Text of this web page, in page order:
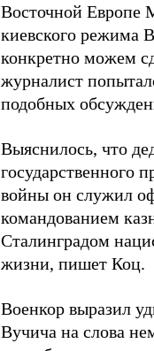
Восточной Европе
киевского режима
конкретно можем
журналист
подобных
Выяснилось, что
государственного
войны он служил
командованием
Сталинградом
жизни, пишет Коц.
Военкор выразил
Вучича на слова